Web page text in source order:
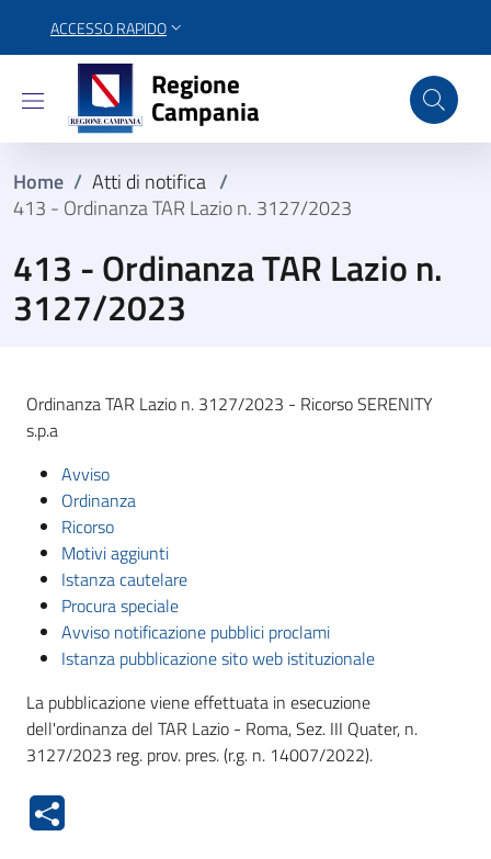
ACCESSO RAPIDO
Regione Campania
Regione
Campania
Home / Atti di notifica /
413 - Ordinanza TAR Lazio n. 3127/2023
413 - Ordinanza TAR Lazio n.
3127/2023
Ordinanza TAR Lazio n. 3127/2023 - Ricorso SERENITY
s.p.a
Avviso
Ordinanza
Ricorso
Motivi aggiunti
Istanza cautelare
Procura speciale
Avviso notificazione pubblici proclami
Istanza pubblicazione sito web istituzionale
La pubblicazione viene effettuata in esecuzione
dell'ordinanza del TAR Lazio - Roma, Sez. III Quater, n.
3127/2023 reg. prov. pres. (r.g. n. 14007/2022).